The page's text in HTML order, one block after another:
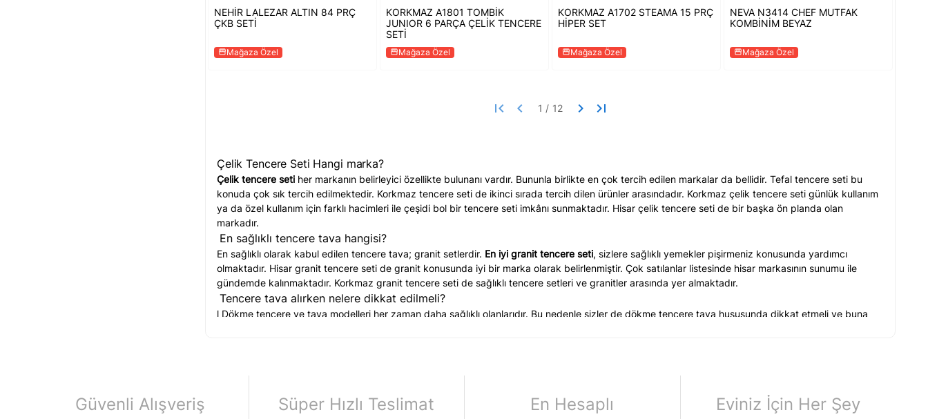
NEHİR LALEZAR ALTIN 84 PRÇ
ÇKB SETİ
storefrontMağaza Özel
KORKMAZ A1801 TOMBİK
JUNIOR 6 PARÇA ÇELİK TENCERE
SETİ
storefrontMağaza Özel
KORKMAZ A1702 STEAMA 15 PRÇ
HİPER SET
storefrontMağaza Özel
NEVA N3414 CHEF MUTFAK
KOMBİNİM BEYAZ
storefrontMağaza Özel
first_page keyboard_arrow_left keyboard_arrow_right last_page
Çelik Tencere Seti Hangi marka?
Çelik tencere seti her markanın belirleyici özellikte bulunanı vardır. Bununla birlikte en çok tercih edilen markalar da bellidir. Tefal tencere seti bu
konuda çok sık tercih edilmektedir. Korkmaz tencere seti de ikinci sırada tercih dilen ürünler arasındadır. Korkmaz çelik tencere seti günlük kullanım
ya da özel kullanım için farklı hacimleri ile çeşidi bol bir tencere seti imkânı sunmaktadır. Hisar çelik tencere seti de bir başka ön planda olan
markadır.
En sağlıklı tencere tava hangisi?
En sağlıklı olarak kabul edilen tencere tava; granit setlerdir. En iyi granit tencere seti, sizlere sağlıklı yemekler pişirmeniz konusunda yardımcı
olmaktadır. Hisar granit tencere seti de granit konusunda iyi bir marka olarak belirlenmiştir. Çok satılanlar listesinde hisar markasının sunumu ile
gündemde kalınmaktadır. Korkmaz granit tencere seti de sağlıklı tencere setleri ve granitler arasında yer almaktadır.
Tencere tava alırken nelere dikkat edilmeli?
l Dökme tencere ve tava modelleri her zaman daha sağlıklı olanlarıdır. Bu nedenle sizler de dökme tencere tava hususunda dikkat etmeli ve buna
tencereler oldukça ağır olur. Siz bunu ağır diye kullanamayacaksanız, günlü kullanımda değil de özel kullanımlar için saklayacaksanız bu iyi bir
alışveriş değil demektir. Kullanım kolaylığı kişinin günlük kullanımına kolaylık katan değerlerdir.
Güvenli Alışveriş Süper Hızlı Teslimat En Hesaplı Eviniz İçin Her Şey